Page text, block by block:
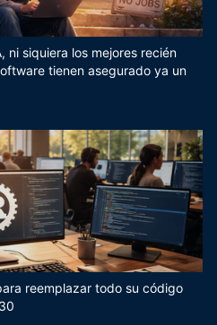
ni siquiera los mejores recién
tienen asegurado ya un
reemplazar todo su código